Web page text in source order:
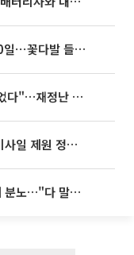
아옳이, 한의사 김형배와 벌써 200일⋯꽃다발 들고 "프러포즈 아냐"
추미애 "복지가 아니라 도민이 늘었다"…재정난 책임론 정면돌파
정밀분석 중"
박문성, 축구협회 '성 접대' 보도에 분노…"다 말아먹으려고 작정했나"